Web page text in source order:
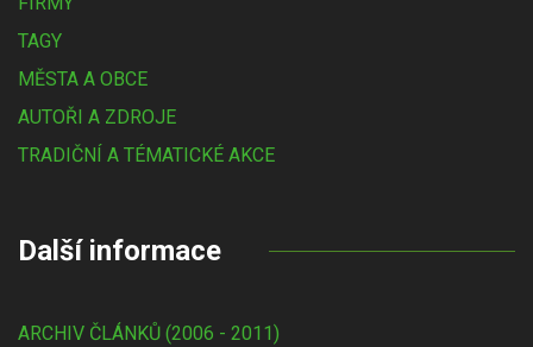
TAGY
MĚSTA A OBCE
AUTOŘI A ZDROJE
TRADIČNÍ A TÉMATICKÉ AKCE
Další informace
ARCHIV ČLÁNKŮ (2006 - 2011)